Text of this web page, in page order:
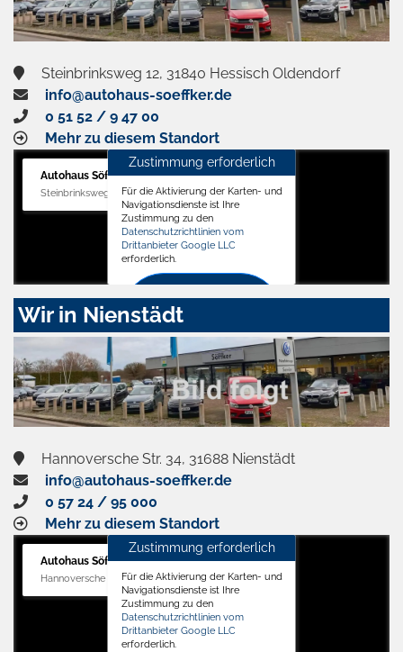
Steinbrinksweg 12, 31840 Hessisch Oldendorf
info@autohaus-soeffker.de
0 51 52 / 9 47 00
Mehr zu diesem Standort
Autohaus Söffker GmbH
Steinbrinksweg 12, 31840 Hessisch Oldendorf
Zustimmung erforderlich
Für die Aktivierung der Karten- und
Navigationsdienste ist Ihre
Zustimmung zu den
Datenschutzrichtlinien vom
Drittanbieter Google LLC
erforderlich.
Zustimmen
aktivieren
Wir in Nienstädt
Hannoversche Str. 34, 31688 Nienstädt
info@autohaus-soeffker.de
0 57 24 / 95 000
Mehr zu diesem Standort
Autohaus Söffker GmbH
Hannoversche Str. 34, 31688 Nienstädt
Zustimmung erforderlich
Für die Aktivierung der Karten- und
Navigationsdienste ist Ihre
Zustimmung zu den
Datenschutzrichtlinien vom
Drittanbieter Google LLC
erforderlich.